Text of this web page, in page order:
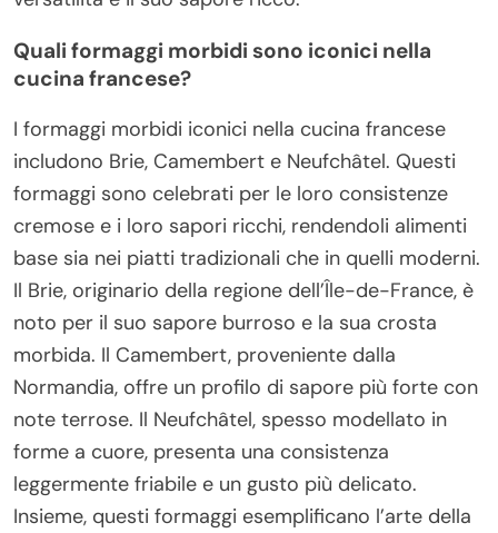
Quali formaggi morbidi sono iconici nella
cucina francese?
I formaggi morbidi iconici nella cucina francese
includono Brie, Camembert e Neufchâtel. Questi
formaggi sono celebrati per le loro consistenze
cremose e i loro sapori ricchi, rendendoli alimenti
base sia nei piatti tradizionali che in quelli moderni.
Il Brie, originario della regione dell’Île-de-France, è
noto per il suo sapore burroso e la sua crosta
morbida. Il Camembert, proveniente dalla
Normandia, offre un profilo di sapore più forte con
note terrose. Il Neufchâtel, spesso modellato in
forme a cuore, presenta una consistenza
leggermente friabile e un gusto più delicato.
Insieme, questi formaggi esemplificano l’arte della